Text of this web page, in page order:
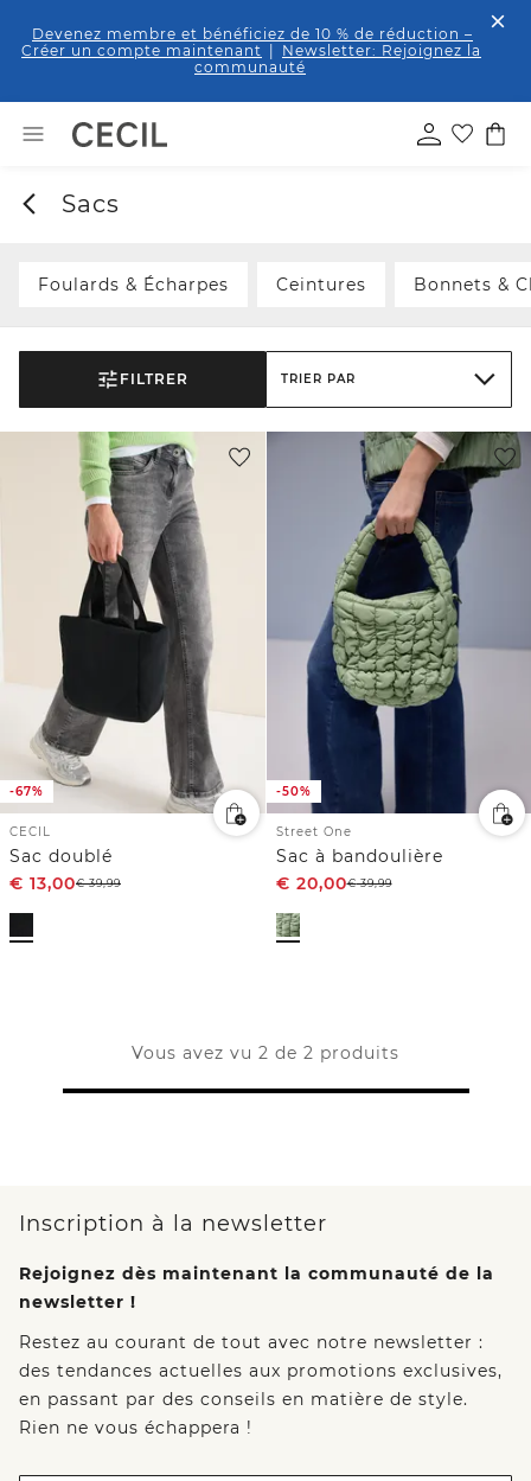
Devenez membre et bénéficiez de 10 % de réduction –
Créer un compte maintenant
Newsletter: Rejoignez la
communauté
Sacs
Foulards & Écharpes Ceintures Bonnets &
FILTRER TRIER PAR
-67%
CECIL
Sac doublé
€ 13,00€39,99
-50%
Street One
Sac à bandoulière
€ 20,00€39,99
Vous avez vu 2 de 2 produits
Inscription à la newsletter
Rejoignez dès maintenant la communauté de la
newsletter !
Restez au courant de tout avec notre newsletter :
des tendances actuelles aux promotions exclusives,
en passant par des conseils en matière de style.
Rien ne vous échappera !